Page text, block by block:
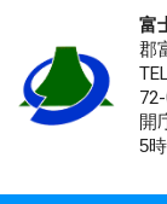
富
郡
開
5